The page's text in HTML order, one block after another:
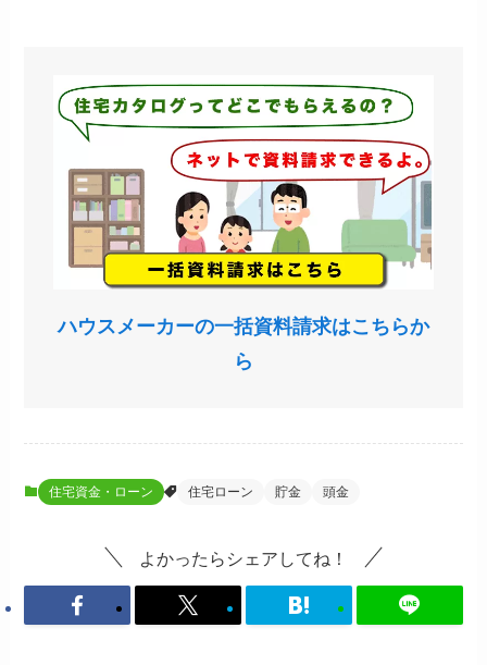
ハウスメーカーの一括資料請求はこちらか
ら
住宅資金・ローン 住宅ローン 貯金 頭金
よかったらシェアしてね！